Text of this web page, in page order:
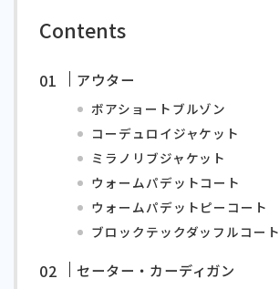
Contents
アウター
ボアショートブルゾン
コーデュロイジャケット
ミラノリブジャケット
ウォームパデットコート
ウォームパデットピーコート
ブロックテックダッフルコート
セーター・カーディガン